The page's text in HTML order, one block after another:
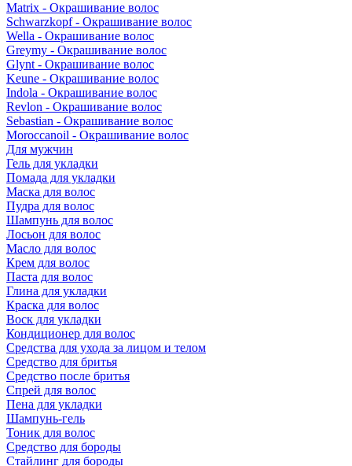
Matrix - Окрашивание волос
Schwarzkopf - Окрашивание волос
Wella - Окрашивание волос
Greymy - Окрашивание волос
Glynt - Окрашивание волос
Keune - Окрашивание волос
Indola - Окрашивание волос
Revlon - Окрашивание волос
Sebastian - Окрашивание волос
Moroccanoil - Окрашивание волос
Для мужчин
Гель для укладки
Помада для укладки
Маска для волос
Пудра для волос
Шампунь для волос
Лосьон для волос
Масло для волос
Крем для волос
Паста для волос
Глина для укладки
Краска для волос
Воск для укладки
Кондиционер для волос
Средства для ухода за лицом и телом
Средство для бритья
Средство после бритья
Спрей для волос
Пена для укладки
Шампунь-гель
Тоник для волос
Средство для бороды
Стайлинг для бороды